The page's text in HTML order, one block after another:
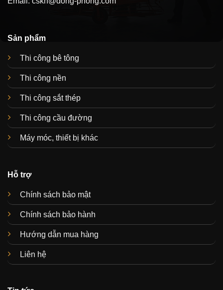
Sản phẩm
Thi công bê tông
Thi công nền
Thi công sắt thép
Thi công cầu đường
Máy móc, thiết bị khác
Hỗ trợ
Chính sách bảo mật
Chính sách bảo hành
Hướng dẫn mua hàng
Liên hệ